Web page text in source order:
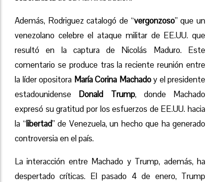
Además, Rodriguez catalogó de “vergonzoso” que un
venezolano celebre el ataque militar de EE.UU. que
resultó en la captura de Nicolás Maduro. Este
comentario se produce tras la reciente reunión entre
la líder opositora María Corina Machadoy el presidente
estadounidense Donald Trump, donde Machado
expresó su gratitud por los esfuerzos de EE.UU. hacia
la “libertad” de Venezuela, un hecho que ha generado
controversia en el país.
La interacción entre Machado y Trump, además, ha
despertado críticas. El pasado 4 de enero, Trump